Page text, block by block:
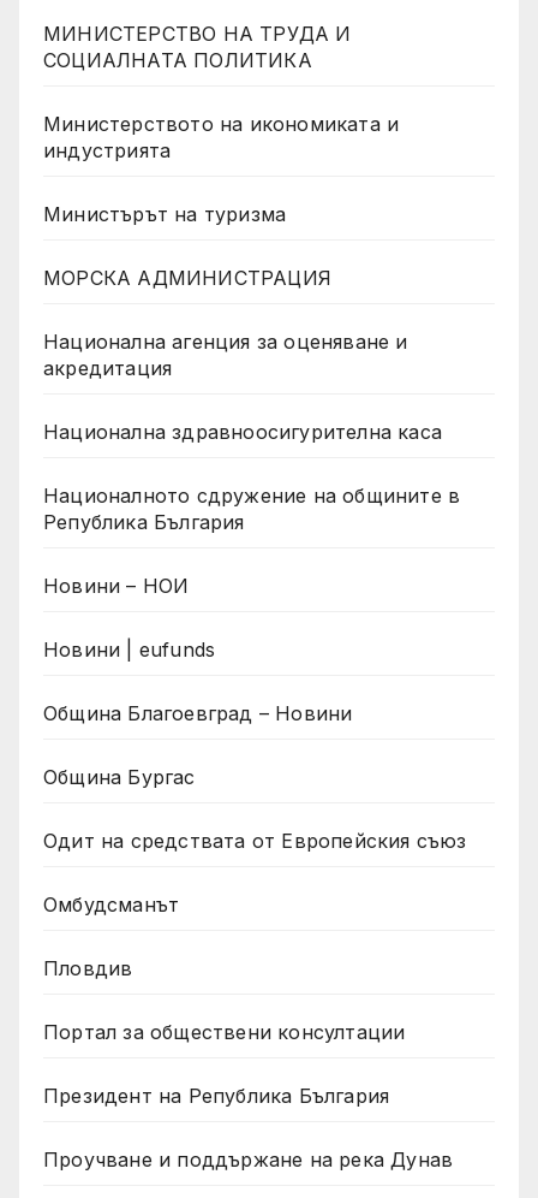
МИНИСТЕРСТВО НА ТРУДА И
СОЦИАЛНАТА ПОЛИТИКА
Министерството на икономиката и
индустрията
Министърът на туризма
МОРСКА АДМИНИСТРАЦИЯ
Национална агенция за оценяване и
акредитация
Национална здравноосигурителна каса
Националното сдружение на общините в
Република България
Новини – НОИ
Новини | eufunds
Община Благоевград – Новини
Община Бургас
Одит на средствата от Европейския съюз
Омбудсманът
Пловдив
Портал за обществени консултации
Президент на Република България
Проучване и поддържане на река Дунав